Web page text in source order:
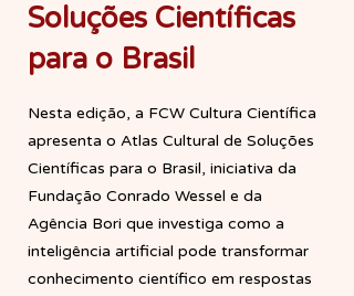
Soluções Científicas
para o Brasil
Nesta edição, a FCW Cultura Científica
apresenta o Atlas Cultural de Soluções
Científicas para o Brasil, iniciativa da
Fundação Conrado Wessel e da
Agência Bori que investiga como a
inteligência artificial pode transformar
conhecimento científico em respostas